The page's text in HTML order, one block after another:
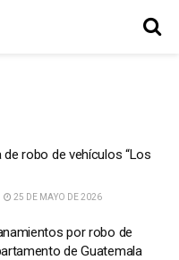
robo de vehículos “Los
25 DE MAYO DE 2026
por robo de
de Guatemala